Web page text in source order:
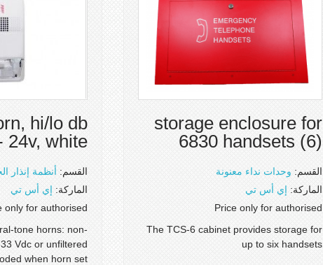
storage enclosure for
6830 handsets (6)
القسم: وحدات نداء معنونة
الماركة: إي أس تي
Price only for authorised
The TCS-6 cabinet provides storage for
up to six handsets
hi/lo db
24v, white
القسم: أنظمة إنذار
الماركة: إي أس تي
only for authorised
tone horns: non-
Vdc or unfiltered
when horn set